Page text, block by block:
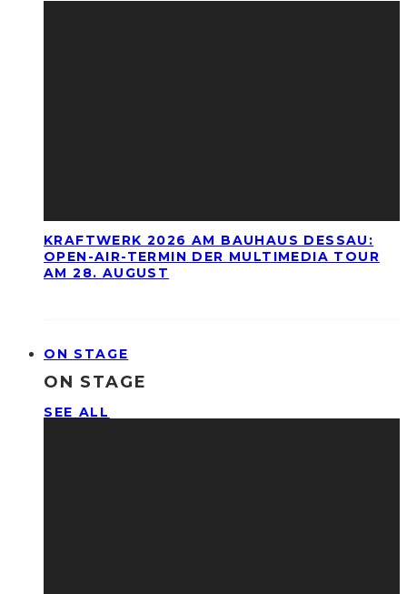
KRAFTWERK 2026 AM BAUHAUS DESSAU:
OPEN-AIR-TERMIN DER MULTIMEDIA TOUR
AM 28. AUGUST
ON STAGE
ON STAGE
SEE ALL